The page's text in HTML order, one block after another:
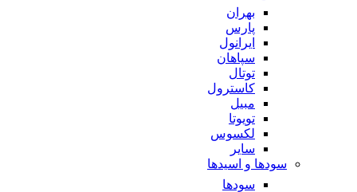
بهران
پارس
ایرانول
سپاهان
توتال
کاسترول
مبیل
تویوتا
لکسوس
سایر
سودها و اسیدها
سود‌ها